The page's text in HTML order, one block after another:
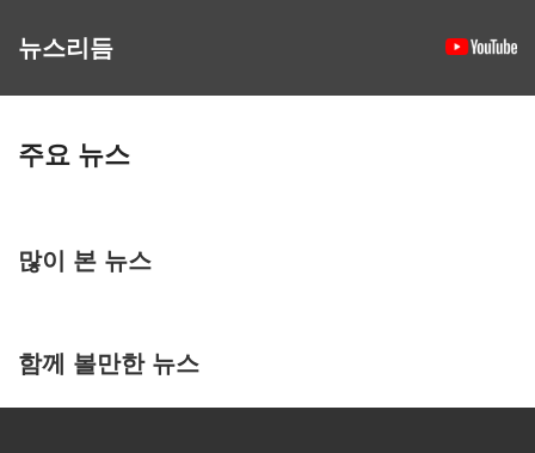
뉴스리듬
주요 뉴스
많이 본 뉴스
함께 볼만한 뉴스